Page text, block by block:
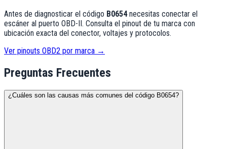
Antes de diagnosticar el código B0654necesitas conectar el
escáner al puerto OBD-II. Consulta el pinout de tu marca con
ubicación exacta del conector, voltajes y protocolos.
Ver pinouts OBD2 por marca →
Preguntas Frecuentes
¿Cuáles son las causas más comunes del código B0654?